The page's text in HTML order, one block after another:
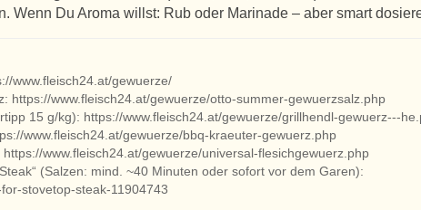
Wenn Du Aroma willst: Rub oder Marinade – aber smart
www.fleisch24.at/gewuerze/
https://www.fleisch24.at/gewuerze/otto-summer-gewuerzsalz.php
15 g/kg): https://www.fleisch24.at/gewuerze/grillhendl-gewuerz---
www.fleisch24.at/gewuerze/bbq-kraeuter-gewuerz.php
www.fleisch24.at/gewuerze/universal-flesichgewuerz.php
(Salzen: mind. ~40 Minuten oder sofort vor dem Garen):
stovetop-steak-11904743